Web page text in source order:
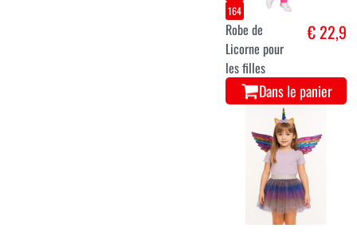
164
Robe de
Licorne pour
les filles
€ 22,9
Dans le panier